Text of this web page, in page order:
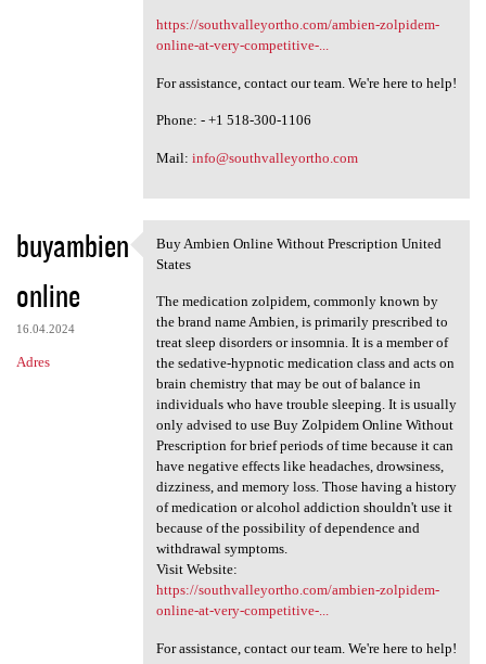
https://southvalleyortho.com/ambien-zolpidem-
online-at-very-competitive-...
For assistance, contact our team. We're here to help!
Phone: - +1 518-300-1106
Mail: info@southvalleyortho.com
buyambien
online
16.04.2024
Adres
Buy Ambien Online Without
Buy Ambien Online Without Prescription United
States
The medication zolpidem, commonly known by
the brand name Ambien, is primarily prescribed to
treat sleep disorders or insomnia. It is a member of
the sedative-hypnotic medication class and acts on
brain chemistry that may be out of balance in
individuals who have trouble sleeping. It is usually
only advised to use Buy Zolpidem Online Without
Prescription for brief periods of time because it can
have negative effects like headaches, drowsiness,
dizziness, and memory loss. Those having a history
of medication or alcohol addiction shouldn't use it
because of the possibility of dependence and
withdrawal symptoms.
Visit Website:
https://southvalleyortho.com/ambien-zolpidem-
online-at-very-competitive-...
For assistance, contact our team. We're here to help!